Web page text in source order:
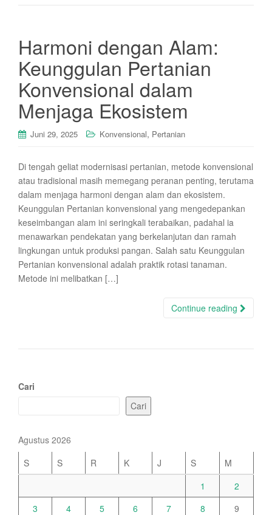
Harmoni dengan Alam:
Keunggulan Pertanian
Konvensional dalam
Menjaga Ekosistem
Juni 29, 2025 Konvensional, Pertanian
Di tengah geliat modernisasi pertanian, metode konvensional
atau tradisional masih memegang peranan penting, terutama
dalam menjaga harmoni dengan alam dan ekosistem.
Keunggulan Pertanian konvensional yang mengedepankan
keseimbangan alam ini seringkali terabaikan, padahal ia
menawarkan pendekatan yang berkelanjutan dan ramah
lingkungan untuk produksi pangan. Salah satu Keunggulan
Pertanian konvensional adalah praktik rotasi tanaman.
Metode ini melibatkan […]
Continue reading
Cari
Cari
Agustus 2026
S
S R K J S
M
1
2
3
4 5 6 7 8
9